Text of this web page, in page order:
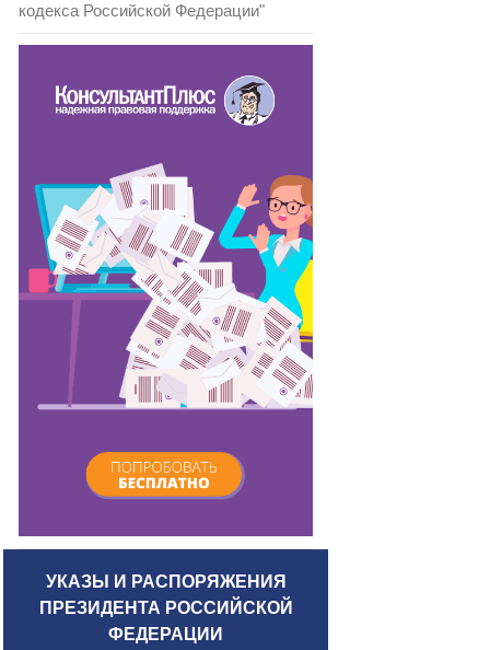
кодекса Российской Федерации"
УКАЗЫ И РАСПОРЯЖЕНИЯ
ПРЕЗИДЕНТА РОССИЙСКОЙ
ФЕДЕРАЦИИ